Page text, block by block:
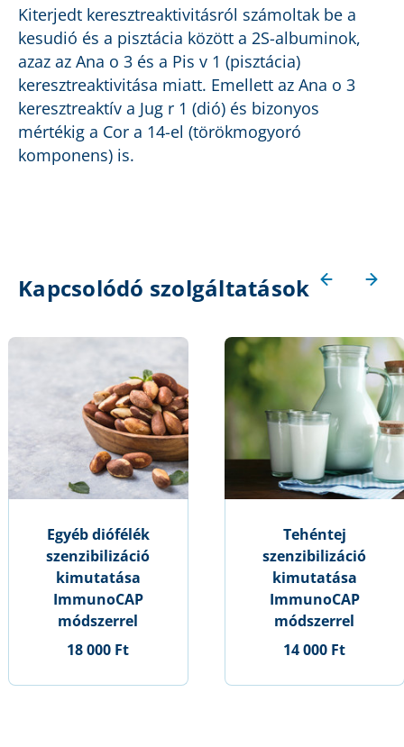
Kiterjedt keresztreaktivitásról számoltak be a
kesudió és a pisztácia között a 2S-albuminok,
azaz az Ana o 3 és a Pis v 1 (pisztácia)
keresztreaktivitása miatt. Emellett az Ana o 3
keresztreaktív a Jug r 1 (dió) és bizonyos
mértékig a Cor a 14-el (törökmogyoró
komponens) is.
Kapcsolódó szolgáltatások
Egyéb diófélék
szenzibilizáció
kimutatása
ImmunoCAP
módszerrel
18 000 Ft
Tehéntej
szenzibilizáció
kimutatása
ImmunoCAP
módszerrel
14 000 Ft